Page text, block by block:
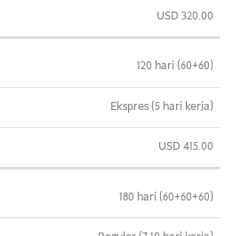
USD 320.00
120 hari (60+60)
Ekspres (5 hari kerja)
USD 415.00
180 hari (60+60+60)